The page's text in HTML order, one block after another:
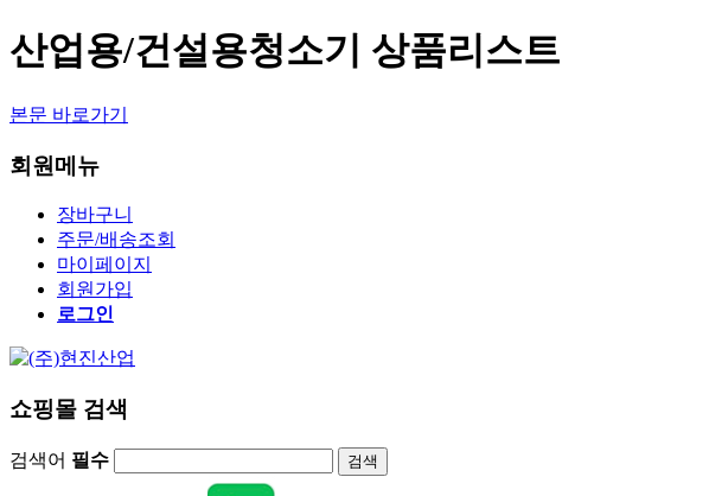
산업용/건설용청소기 상품리스트
본문 바로가기
회원메뉴
장바구니
주문/배송조회
마이페이지
회원가입
로그인
쇼핑몰 검색
검색어 필수 검색